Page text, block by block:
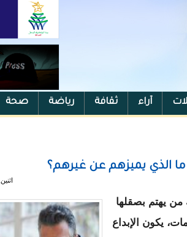
آراء ثقافة رياضة صحة
اثنين, 24/02/2020 - 12:42
من يهتم بصقلها
يكون الإبداع